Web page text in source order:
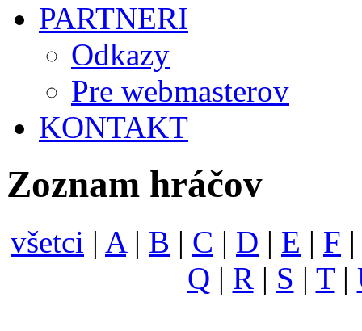
PARTNERI
Odkazy
Pre webmasterov
KONTAKT
Zoznam hráčov
všetci | A| B | C | D | E | F
Q | R| S | T|